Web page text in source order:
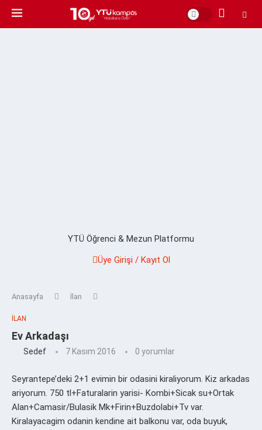
YTÜ Öğrenci & Mezun Platformu
Üye Girişi / Kayıt Ol
Anasayfa İlan
İLAN
Ev Arkadaşı
Sedef 7 Kasım 2016 0 yorumlar
Seyrantepe’deki 2+1 evimin bir odasini kiraliyorum. Kiz arkadas
ariyorum. 750 tl+Faturalarin yarisi- Kombi+Sicak su+Ortak
Alan+Camasir/Bulasik Mk+Firin+Buzdolabi+Tv var.
Kiralayacagim odanin kendine ait balkonu var, oda buyuk,